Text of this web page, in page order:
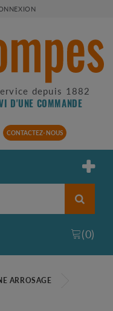
depuis 1882
D'UNE COMMANDE
CONTACTEZ-NOUS
(0)
ARROSAGE